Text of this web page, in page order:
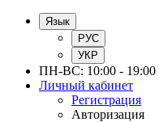
Язык
РУС
УКР
ПН-ВС: 10:00 - 19:00
Личный кабинет
Регистрация
Авторизация